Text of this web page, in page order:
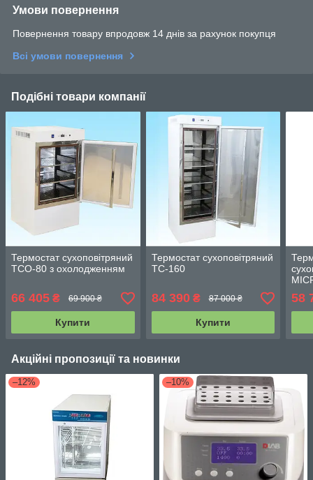
Умови повернення
Повернення товару впродовж 14 днів за рахунок покупця
Всі умови повернення
Подібні товари компанії
Термостат сухоповітряний
ТСО-80 з охолодженням
66 405 ₴ 69 900 ₴
Купити
Термостат сухоповітряний
ТС-160
84 390₴ 87 000 ₴
Купити
58
Акційні пропозиції та новинки
–12% –10%